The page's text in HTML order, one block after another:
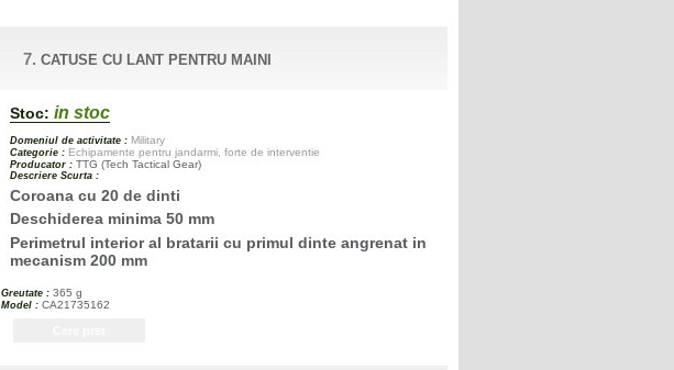
7.CATUSE CU LANT PENTRU MAINI
Stoc: in stoc
Domeniul de activitate : Military
Categorie : Echipamente pentru jandarmi, forte de interventie
Producator : TTG (Tech Tactical Gear)
Descriere Scurta :
Coroana cu 20 de dinti
Deschiderea minima 50 mm
Perimetrul interior al bratarii cu primul dinte angrenat in
mecanism 200 mm
Greutate : 365 g
Model : CA21735162